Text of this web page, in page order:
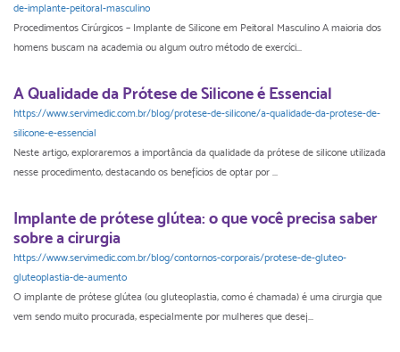
de-implante-peitoral-masculino
Procedimentos Cirúrgicos – Implante de Silicone em Peitoral Masculino A maioria dos
homens buscam na academia ou algum outro método de exercíci...
A Qualidade da Prótese de Silicone é Essencial
https://www.servimedic.com.br/blog/protese-de-silicone/a-qualidade-da-protese-de-
silicone-e-essencial
Neste artigo, exploraremos a importância da qualidade da prótese de silicone utilizada
nesse procedimento, destacando os benefícios de optar por ...
Implante de prótese glútea: o que você precisa saber
sobre a cirurgia
https://www.servimedic.com.br/blog/contornos-corporais/protese-de-gluteo-
gluteoplastia-de-aumento
O implante de prótese glútea (ou gluteoplastia, como é chamada) é uma cirurgia que
vem sendo muito procurada, especialmente por mulheres que desej...